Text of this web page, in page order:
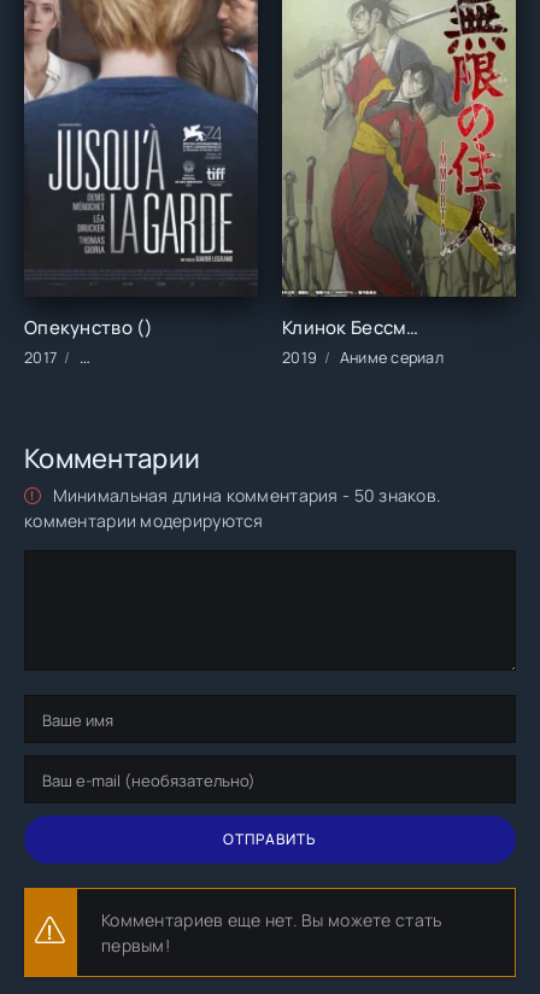
Опекунство ()
2017 Фильмы/Зарубежные/Драма/Триллеры
Клинок Бессмертного (1 сезон)
2019 Аниме сериал
Комментарии
Минимальная длина комментария - 50 знаков.
комментарии модерируются
ОТПРАВИТЬ
Комментариев еще нет. Вы можете стать
первым!